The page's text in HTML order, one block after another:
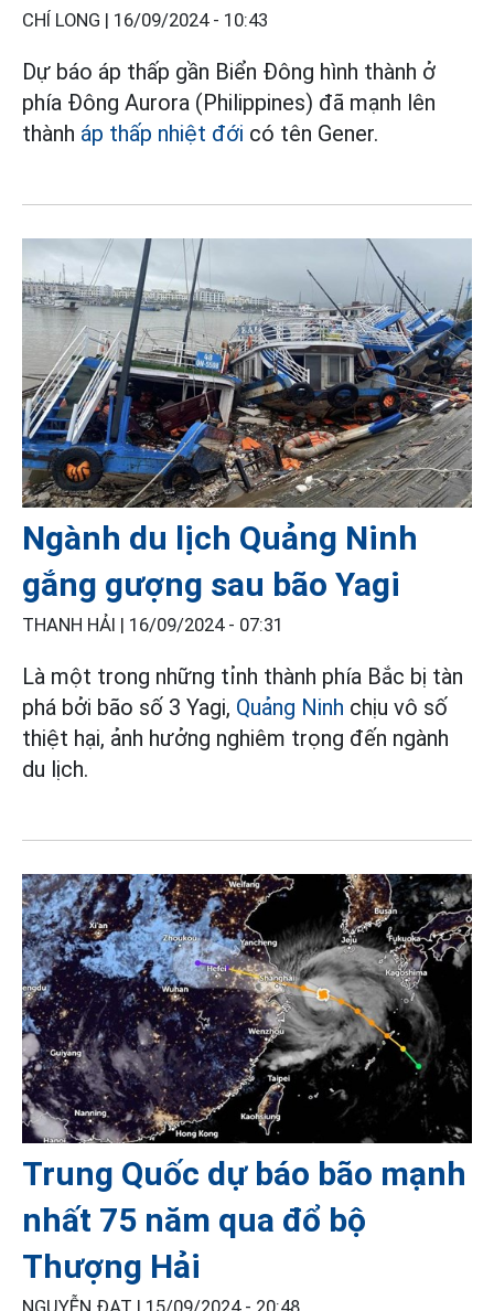
CHÍ LONG | 16/09/2024 - 10:43
Dự báo áp thấp gần Biển Đông hình thành ở
phía Đông Aurora (Philippines) đã mạnh lên
thành áp thấp nhiệt đới có tên Gener.
Ngành du lịch Quảng Ninh
gắng gượng sau bão Yagi
THANH HẢI | 16/09/2024 - 07:31
Là một trong những tỉnh thành phía Bắc bị tàn
phá bởi bão số 3 Yagi, Quảng Ninh chịu vô số
thiệt hại, ảnh hưởng nghiêm trọng đến ngành
du lịch.
Trung Quốc dự báo bão mạnh
nhất 75 năm qua đổ bộ
Thượng Hải